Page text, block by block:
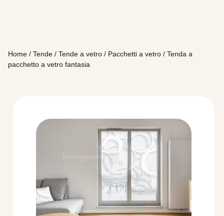
Home /Tende /Tende a vetro / Pacchetti a vetro / Tenda a
pacchetto a vetro fantasia